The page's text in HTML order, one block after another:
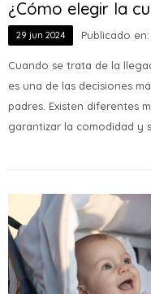
¿Cómo elegir la
29 jun 2024 Publicado en:
Cuando se trata de la
es una de las decisiones
padres. Existen diferentes
garantizar la comodidad y